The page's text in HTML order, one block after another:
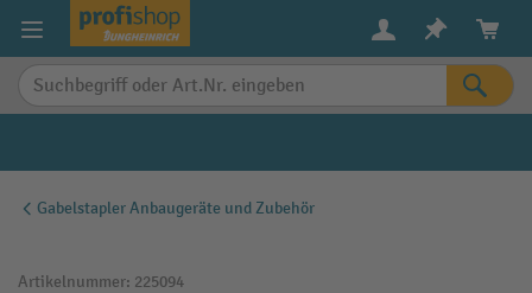
springen
Gabelstapler Anbaugeräte und Zubehör
Artikelnummer: 225094